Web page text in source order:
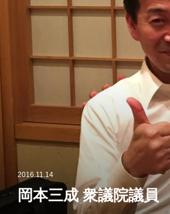
2016.11.14
岡本三成 衆議院議員